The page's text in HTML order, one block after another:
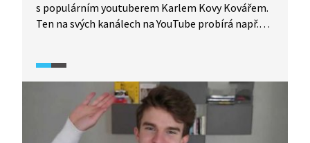
s populárním youtuberem Karlem Kovy Kovářem.
Ten na svých kanálech na YouTube probírá např.
propojení informací a zábavy. Za své počiny získal
dvakrát ocenění Videobloger roku a časopis Forbes
ho zařadil do svého žebříčku 30 pod 30. Jak
probíhá jeho proces tvorby a jak vypadá jeho
komunita. Jak si vybírá témata? Co chce svým